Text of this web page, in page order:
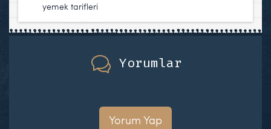
yemek tarifleri
Yorumlar
Yorum Yap